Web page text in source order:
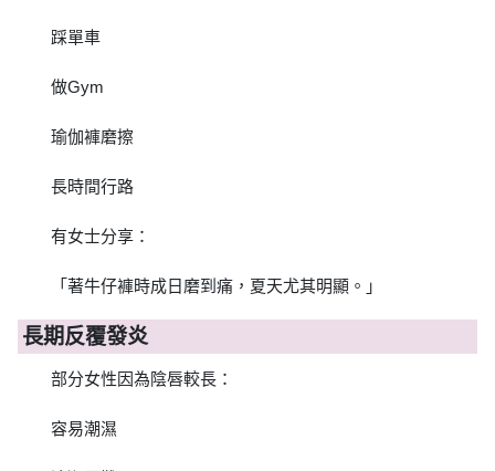
踩單車
做Gym
瑜伽褲磨擦
長時間行路
有女士分享：
「著牛仔褲時成日磨到痛，夏天尤其明顯。」
長期反覆發炎
部分女性因為陰唇較長：
容易潮濕